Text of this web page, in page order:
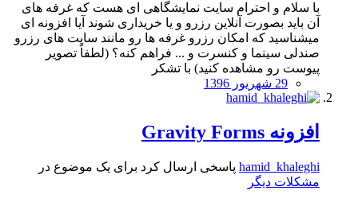
با سلام و احترام سایت نمایشگاهی ای هست که غرفه های
آن باید بصورت آنلاین رزرو و یا خریداری شوند آیا افزونه ای
میشناسید که امکان رزرو غرفه ها رو مانند سایت های رزرو
صندلی سینما و کنسرت و ... فراهم کنه؟ (لطفاً تصویر
پیوست رو مشاهده کنید) با تشکر
29 شهریور 1396
افزونه Gravity Forms
hamid_khaleghiپاسخی ارسال کرد برای یک موضوع در
مشکلات دیگر